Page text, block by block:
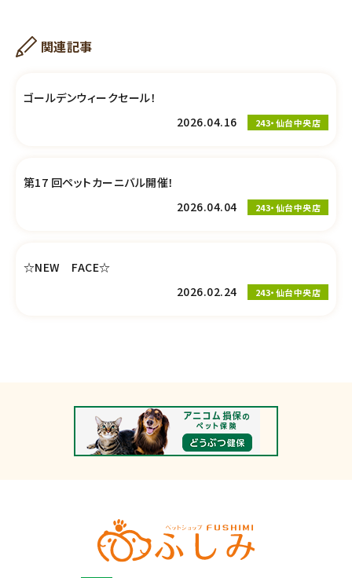
関連記事
ゴールデンウィークセール！
2026.04.16
243・仙台中央店
第17 回ペットカーニバル開催！
2026.04.04
243・仙台中央店
☆NEW FACE☆
2026.02.24
243・仙台中央店